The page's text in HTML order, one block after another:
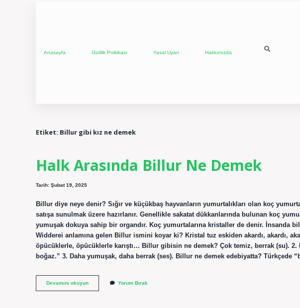
Anasayfa Gizlilik Politikası Yasal Uyarı Hakkımızda
Etiket: Billur gibi kız ne demek
Halk Arasında Billur Ne Demek
Tarih: Şubat 19, 2025
Billur diye neye denir? Sığır ve küçükbaş hayvanların yumurtalıkları olan koç
satışa sunulmak üzere hazırlanır. Genellikle sakatat dükkanlarında bulunan koç
yumuşak dokuya sahip bir organdır. Koç yumurtalarına kristaller de denir. İnsanda
Widderei anlamına gelen Billur ismini koyar ki? Kristal tuz eskiden akardı, akardı,
öpücüklerle, öpücüklerle karıştı… Billur gibisin ne demek? Çok temiz, berrak (su).
boğaz.” 3. Daha yumuşak, daha berrak (ses). Billur ne demek edebiyatta? Türkçede
Devamını okuyunHalk
Arasında
Yorum Bırak